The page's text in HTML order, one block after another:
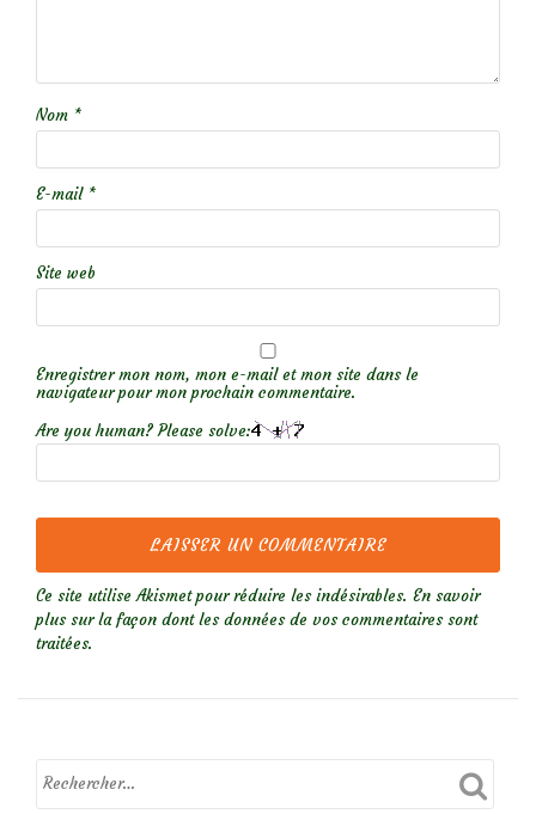
Nom *
E-mail *
Site web
Enregistrer mon nom, mon e-mail et mon site dans le
navigateur pour mon prochain commentaire.
Are you human? Please solve:
Ce site utilise Akismet pour réduire les indésirables. En savoir
plus sur la façon dont les données de vos commentaires sont
traitées.